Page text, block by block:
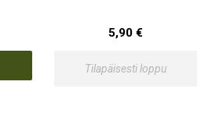
5,90 €
Tilapäisesti loppu